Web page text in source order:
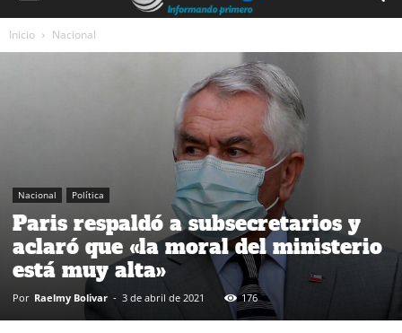
Inicio Nacional
Nacional Política
Paris respaldó a subsecretarios y
aclaró que «la moral del ministerio
está muy alta»
Por Raelmy Bolivar - 3 de abril de 2021 176